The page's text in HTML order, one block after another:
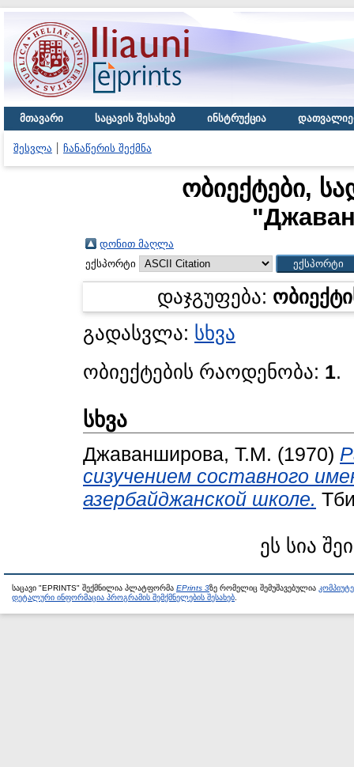
მთავარი საცავის შესახებ ინსტრუქცია
შესვლა ჩანაწერის შექმნა
ობიექტები,
"
დონით მაღლა
ექსპორტი
დაჯგუფება:
გადასვლა: სხვა
ობიექტების რაოდენობა: 1.
სხვა
Джаванширова, Т.М. (1970)
сизучением составного
азербайджанской школе.
ეს სია
საცავი "EPRINTS" შექმნილია პლატფორმა EPrints 3ზე რომელიც შემუშავებულია
დეტალური ინფორმაცია პროგრამის შემქმნელების შესახებ